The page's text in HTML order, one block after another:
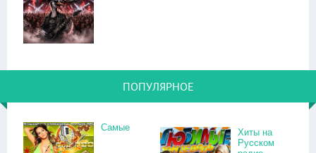
ПОПУЛЯРНОЕ
Самые
Хиты на
Русском